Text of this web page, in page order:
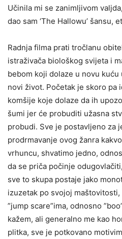
Učinila mi se zanimljivom
dao sam ‘The Hallowu’ šansu,
Radnja filma prati tročlanu
istraživača biološkog svijeta i
bebom koji dolaze u novu kuću
novi život. Početak je skoro pa
komšije koje dolaze da ih
šumi jer će probuditi užasna
probudi. Sve je postavljeno za
prodrmavanje ovog žanra
vrhuncu, shvatimo jedno,
da se priča počinje
sve to skupa postaje jako
izuzetak po svojoj
”jump scare”ima, odnosno
kažem, ali generalno me kao
plitka, sve je potkovano